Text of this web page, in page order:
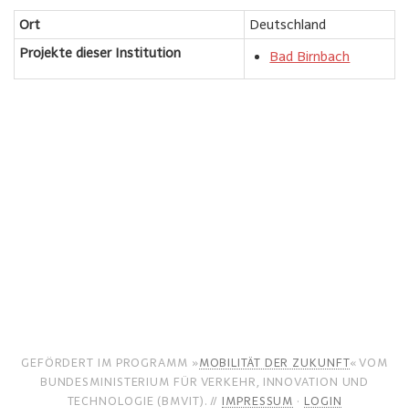
Ort
Deutschland
Projekte dieser Institution
Bad Birnbach
GEFÖRDERT IM PROGRAMM »MOBILITÄT DER ZUKUNFT« VOM
BUNDESMINISTERIUM FÜR VERKEHR, INNOVATION UND
TECHNOLOGIE (BMVIT). // IMPRESSUM · LOGIN